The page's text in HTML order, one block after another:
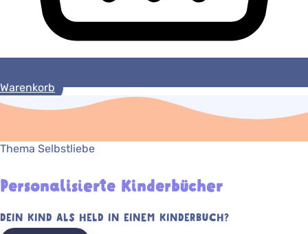
Warenkorb
Thema Selbstliebe
Personalisierte Kinderbücher
DEIN KIND ALS HELD IN EINEM KINDERBUCH?